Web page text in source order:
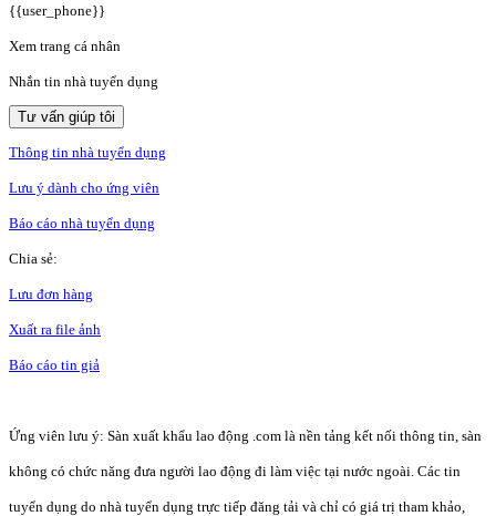
{{user_phone}}
Xem trang cá nhân
Nhắn tin nhà tuyển dụng
Tư vấn giúp tôi
Thông tin nhà tuyển dụng
Lưu ý dành cho ứng viên
Báo cáo nhà tuyển dụng
Chia sẻ:
Lưu đơn hàng
Xuất ra file ảnh
Báo cáo tin giả
Ứng viên lưu ý: Sàn xuất khẩu lao động .com là nền tảng kết nối thông tin, sàn
không có chức năng đưa người lao động đi làm việc tại nước ngoài. Các tin
tuyển dụng do nhà tuyển dụng trực tiếp đăng tải và chỉ có giá trị tham khảo,